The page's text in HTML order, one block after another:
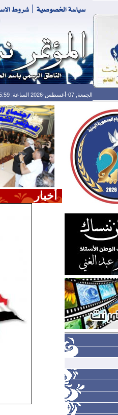
الجمعة, 07-أغسطس-2026 الساعة: 05:59 ص - آخر تحديث: 05:33 ص (33: 02) بتوقيت غرينتش
أخبار